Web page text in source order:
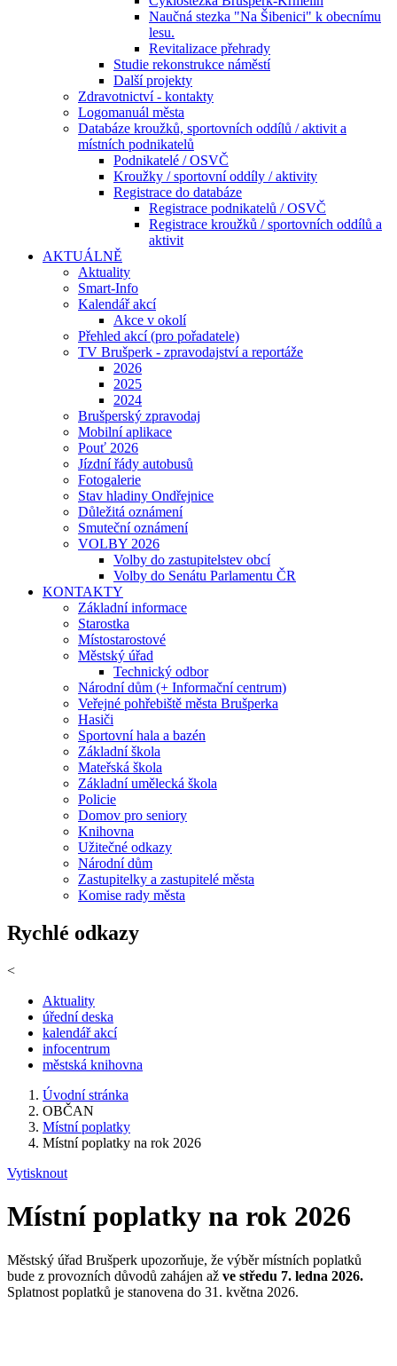
Naučná stezka "Na Šibenici" k obecnímu
lesu.
Revitalizace přehrady
Studie rekonstrukce náměstí
Další projekty
Zdravotnictví - kontakty
Logomanuál města
Databáze kroužků, sportovních oddílů / aktivit a
místních podnikatelů
Podnikatelé / OSVČ
Kroužky / sportovní oddíly / aktivity
Registrace do databáze
Registrace podnikatelů / OSVČ
Registrace kroužků / sportovních oddílů a
aktivit
AKTUÁLNĚ
Aktuality
Smart-Info
Kalendář akcí
Akce v okolí
Přehled akcí (pro pořadatele)
TV Brušperk - zpravodajství a reportáže
2026
2025
2024
Brušperský zpravodaj
Mobilní aplikace
Pouť 2026
Jízdní řády autobusů
Fotogalerie
Stav hladiny Ondřejnice
Důležitá oznámení
Smuteční oznámení
VOLBY 2026
Volby do zastupitelstev obcí
Volby do Senátu Parlamentu ČR
KONTAKTY
Základní informace
Starostka
Místostarostové
Městský úřad
Technický odbor
Národní dům (+ Informační centrum)
Veřejné pohřebiště města Brušperka
Hasiči
Sportovní hala a bazén
Základní škola
Mateřská škola
Základní umělecká škola
Policie
Domov pro seniory
Knihovna
Užitečné odkazy
Národní dům
Zastupitelky a zastupitelé města
Komise rady města
Rychlé odkazy
<
Aktuality
úřední deska
kalendář akcí
infocentrum
městská knihovna
Úvodní stránka
OBČAN
Místní poplatky
Místní poplatky na rok 2026
Vytisknout
Místní poplatky na rok 2026
Městský úřad Brušperk upozorňuje, že výběr místních poplatků
bude z provozních důvodů zahájen až ve středu 7. ledna 2026.
Splatnost poplatků je stanovena do 31. května 2026.